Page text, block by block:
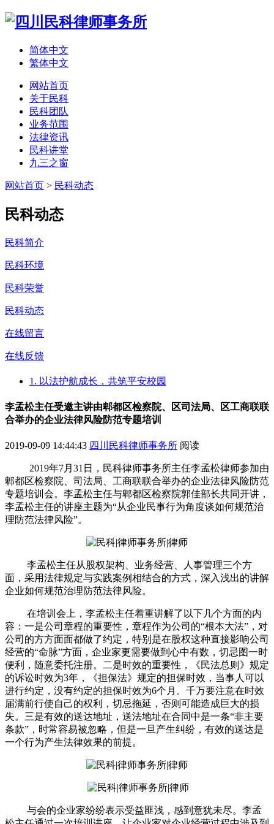
简体中文
繁体中文
网站首页
关于民科
民科团队
业务范围
法律资讯
民科讲堂
九三之窗
网站首页 > 民科动态
民科动态
民科简介
民科环境
民科荣誉
民科动态
在线留言
在线反馈
1. 以法护航成长，共筑平安校园
李孟松主任受邀主讲由郫都区检察院、区司法局、区工商联联
合举办的企业法律风险防范专题培训
2019-09-09 14:44:43 四川民科律师事务所 阅读
2019年7月31日，民科律师事务所主任李孟松律师参加由
郫都区检察院、司法局、工商联联合举办的企业法律风险防范
专题培训会。李孟松主任与郫都区检察院郭佳部长共同开讲，
李孟松主任的讲座主题为“从企业民事行为角度谈如何规范治
理防范法律风险”。
李孟松主任从股权架构、业务经营、人事管理三个方
面，采用法律规定与实践案例相结合的方式，深入浅出的讲解
企业如何规范治理防范法律风险。
在培训会上，李孟松主任着重讲解了以下几个方面的内
容：一是公司章程的重要性，章程作为公司的“根本大法”，对
公司的方方面面都做了约定，特别是在股权这种直接影响公司
经营的“命脉”方面，企业家更需要做到心中有数，切忌图一时
便利，随意委托注册。二是时效的重要性，《民法总则》规定
的诉讼时效为3年，《担保法》规定的担保时效，当事人可以
进行约定，没有约定的担保时效为6个月。千万要注意在时效
届满前行使自己的权利，切忌拖延，否则可能造成巨大的损
失。三是有效的送达地址，送法地址在合同中是一条“非主要
条款”，时常容易被忽略，但是一旦产生纠纷，有效的送达是
一个行为产生法律效果的前提。
与会的企业家纷纷表示受益匪浅，感到意犹未尽。李孟